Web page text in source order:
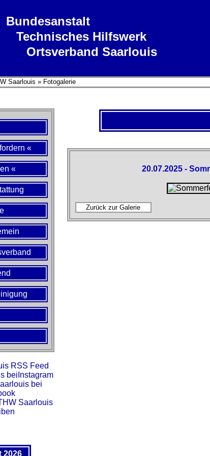
Bundesanstalt
Technisches Hilfswerk
Ortsverband Saarlouis
Saarlouis » Fotogalerie
«
«
2026
20.07.2025 -